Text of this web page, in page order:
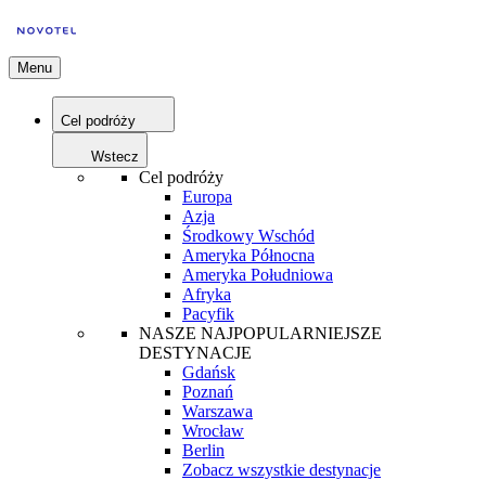
Menu
Cel podróży
Wstecz
Cel podróży
Europa
Azja
Środkowy Wschód
Ameryka Północna
Ameryka Południowa
Afryka
Pacyfik
NASZE NAJPOPULARNIEJSZE
DESTYNACJE
Gdańsk
Poznań
Warszawa
Wrocław
Berlin
Zobacz wszystkie destynacje